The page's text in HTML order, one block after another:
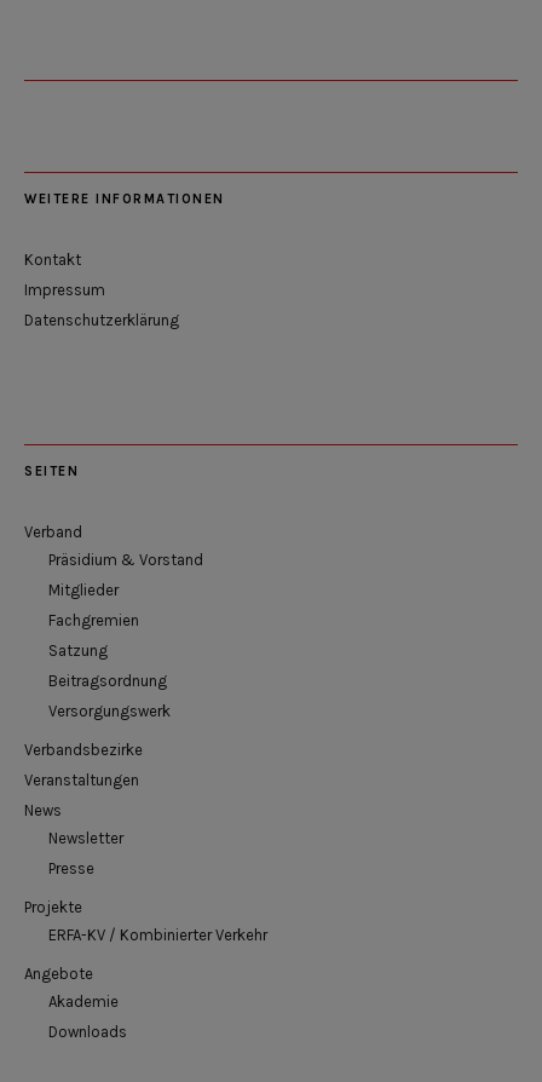
WEITERE INFORMATIONEN
Kontakt
Impressum
Datenschutzerklärung
SEITEN
Verband
Präsidium & Vorstand
Mitglieder
Fachgremien
Satzung
Beitragsordnung
Versorgungswerk
Verbandsbezirke
Veranstaltungen
News
Newsletter
Presse
Projekte
ERFA-KV / Kombinierter Verkehr
Angebote
Akademie
Downloads